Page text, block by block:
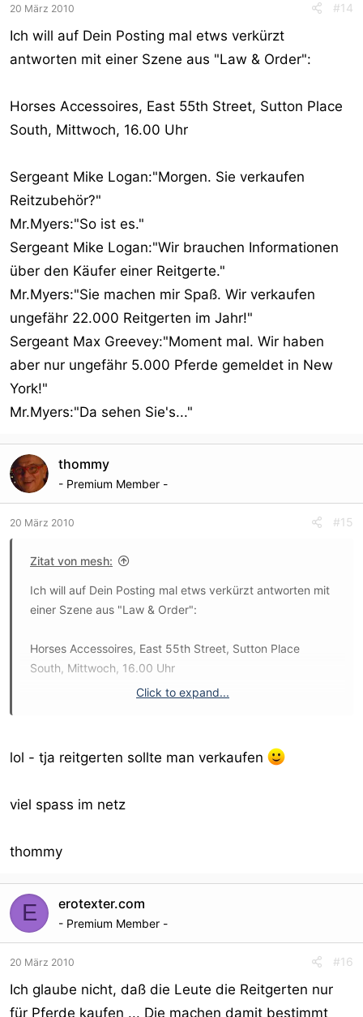
20 März 2010 #14
Ich will auf Dein Posting mal etws verkürzt
antworten mit einer Szene aus "Law & Order":
Horses Accessoires, East 55th Street, Sutton Place
South, Mittwoch, 16.00 Uhr
Sergeant Mike Logan:"Morgen. Sie verkaufen
Reitzubehör?"
Mr.Myers:"So ist es."
Sergeant Mike Logan:"Wir brauchen Informationen
über den Käufer einer Reitgerte."
Mr.Myers:"Sie machen mir Spaß. Wir verkaufen
ungefähr 22.000 Reitgerten im Jahr!"
Sergeant Max Greevey:"Moment mal. Wir haben
aber nur ungefähr 5.000 Pferde gemeldet in New
York!"
Mr.Myers:"Da sehen Sie's..."
thommy
- Premium Member -
20 März 2010 #15
Zitat von mesh:
Ich will auf Dein Posting mal etws verkürzt antworten mit
einer Szene aus "Law & Order":
Horses Accessoires, East 55th Street, Sutton Place
South, Mittwoch, 16.00 Uhr
Sergeant Mike Logan:"Wir brauchen Informationen über
Mr.Myers:"Sie machen mir Spaß. Wir verkaufen ungefähr
ungefähr 5.000 Pferde gemeldet in New York!"
Mr.Myers:"Da sehen Sie's..."
Click to expand...
lol - tja reitgerten sollte man verkaufen
viel spass im netz
thommy
E erotexter.com
- Premium Member -
20 März 2010 #16
Ich glaube nicht, daß die Leute die Reitgerten nur
für Pferde kaufen ... Die machen damit bestimmt